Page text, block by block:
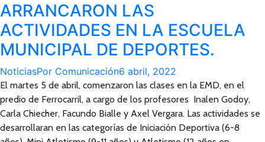
ARRANCARON LAS
ACTIVIDADES EN LA ESCUELA
MUNICIPAL DE DEPORTES.
NoticiasPor Comunicación6 abril, 2022
El martes 5 de abril, comenzaron las clases en la EMD, en el
predio de Ferrocarril, a cargo de los profesores Inalen Godoy,
Carla Chiecher, Facundo Bialle y Axel Vergara. Las actividades se
desarrollaran en las categorías de Iniciación Deportiva (6-8